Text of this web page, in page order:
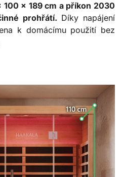
× 189 cm a příkon 2030
prohřátí. Díky napájení
k domácímu použití bez